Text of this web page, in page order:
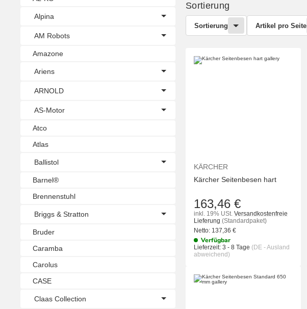
Sortierung
Sortierung Artikel pro Seite
KÄRCHER
Kärcher Seitenbesen hart
163,46 €
inkl. 19% USt. Versandkostenfreie
Lieferung (Standardpaket)
Netto: 137,36 €
Verfügbar
Lieferzeit: 3 - 8 Tage (DE - Ausland
abweichend)
Alpina
AM Robots
Amazone
Ariens
ARNOLD
AS-Motor
Atco
Atlas
Ballistol
Barnel®
Brennenstuhl
Briggs & Stratton
Bruder
Caramba
Carolus
CASE
Claas Collection